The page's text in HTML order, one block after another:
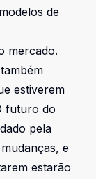
de
mercado.
estiverem
futuro do
pela
e
estarão